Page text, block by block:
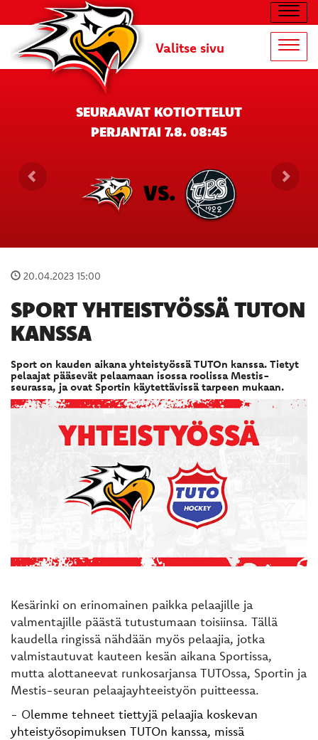
Valitse sivu
SEURAAVAT KOTIOTTELUT
PERJANTAI 7.8. 08:45
VS.
20.04.2023 15:00
SPORT YHTEISTYÖSSÄ TUTON
KANSSA
Sport on kauden aikana yhteistyössä TUTOn kanssa. Tietyt
pelaajat pääsevät pelaamaan isossa roolissa Mestis-
seurassa, ja ovat Sportin käytettävissä tarpeen mukaan.
Kesärinki on erinomainen paikka pelaajille ja
valmentajille päästä tutustumaan toisiinsa. Tällä
kaudella ringissä nähdään myös pelaajia, jotka
valmistautuvat kauteen kesän aikana Sportissa,
mutta alottaneevat runkosarjansa TUTOssa, Sportin ja
Mestis-seuran pelaajayhteeistyön puitteessa.
- Olemme tehneet tiettyjä pelaajia koskevan
yhteistyösopimuksen TUTOn kanssa, missä